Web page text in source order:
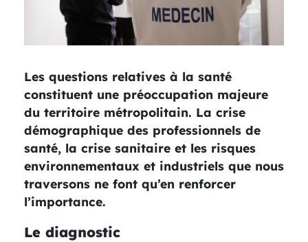
Les questions relatives à la santé
constituent une préoccupation majeure
du territoire métropolitain. La crise
démographique des professionnels de
santé, la crise sanitaire et les risques
environnementaux et industriels que nous
traversons ne font qu’en renforcer
l’importance.
Le diagnostic